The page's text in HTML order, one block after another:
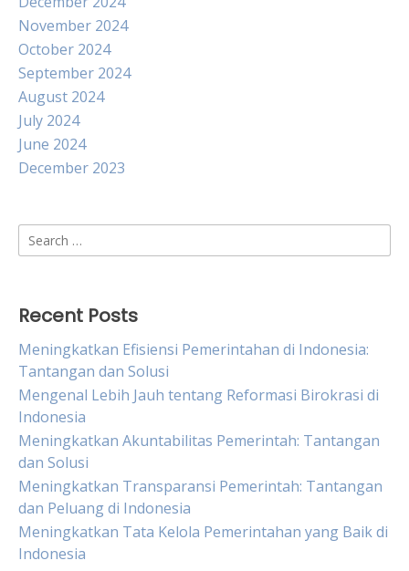
November 2024
October 2024
September 2024
August 2024
July 2024
June 2024
December 2023
Search
for:
Recent Posts
Meningkatkan Efisiensi Pemerintahan di Indonesia:
Tantangan dan Solusi
Mengenal Lebih Jauh tentang Reformasi Birokrasi di
Indonesia
Meningkatkan Akuntabilitas Pemerintah: Tantangan
dan Solusi
Meningkatkan Transparansi Pemerintah: Tantangan
dan Peluang di Indonesia
Meningkatkan Tata Kelola Pemerintahan yang Baik di
Indonesia